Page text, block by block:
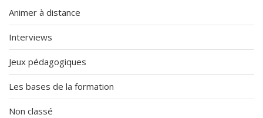
Animer à distance
Interviews
Jeux pédagogiques
Les bases de la formation
Non classé